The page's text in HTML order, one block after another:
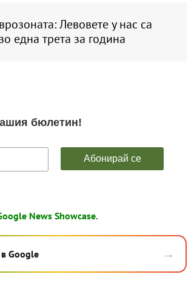
Левовете у нас са
една трета за година
News Showcase.
Google →
ловния сезон за
Национална мрежа за
децата: